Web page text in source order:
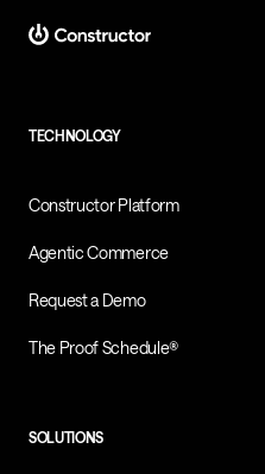
TECHNOLOGY
Constructor Platform
Agentic Commerce
Request a Demo
The Proof Schedule®
SOLUTIONS